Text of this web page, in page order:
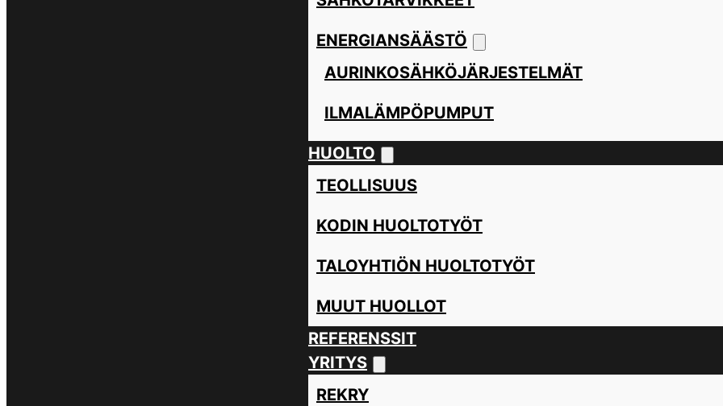
ENERGIANSÄÄSTÖ
AURINKOSÄHKÖJÄRJESTELMÄT
ILMALÄMPÖPUMPUT
HUOLTO
TEOLLISUUS
KODIN HUOLTOTYÖT
TALOYHTIÖN HUOLTOTYÖT
MUUT HUOLLOT
REFERENSSIT
YRITYS
REKRY